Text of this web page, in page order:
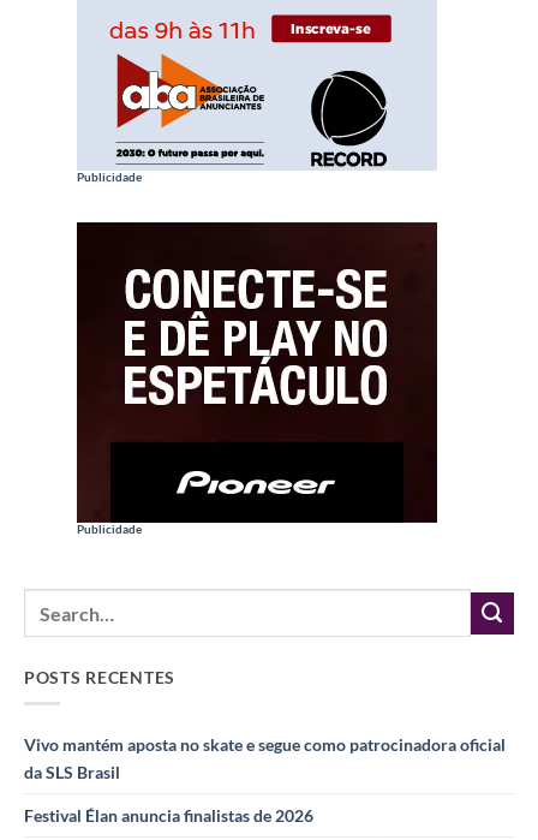
Publicidade
Publicidade
POSTS RECENTES
Vivo mantém aposta no skate e segue como patrocinadora oficial
da SLS Brasil
Festival Élan anuncia finalistas de 2026